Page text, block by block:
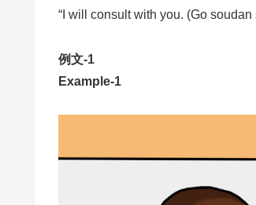
“I will consult with you. (Go soudan
例文-1
Example-1